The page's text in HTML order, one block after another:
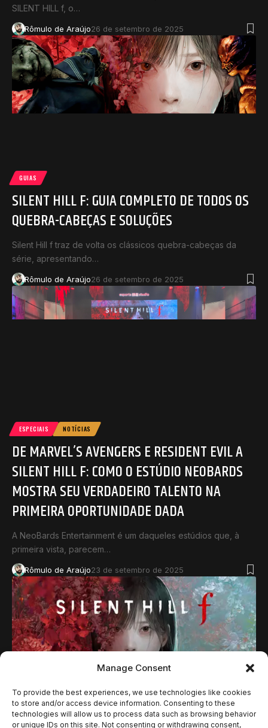
Manage Consent
To provide the best experiences, we use technologies like cookies
to store and/or access device information. Consenting to these
technologies will allow us to process data such as browsing behavior
or unique IDs on this site. Not consenting or withdrawing consent,
SILENT HILL f, o…
Rômulo de Araújo26 de setembro de 2025
GUIAS
SILENT HILL F: GUIA COMPLETO DE TODOS OS
QUEBRA-CABEÇAS E SOLUÇÕES
Silent Hill f traz de volta os clássicos quebra-cabeças da
série, apresentando…
Rômulo de Araújo26 de setembro de 2025
ESPECIAIS NOTÍCIAS
DE MARVEL’S AVENGERS E RESIDENT EVIL A
SILENT HILL F: COMO O ESTÚDIO NEOBARDS
MOSTRA SEU VERDADEIRO TALENTO NA
PRIMEIRA OPORTUNIDADE DADA
A NeoBards Entertainment é um daqueles estúdios que, à
primeira vista, parecem…
Rômulo de Araújo23 de setembro de 2025
NOTÍCIAS